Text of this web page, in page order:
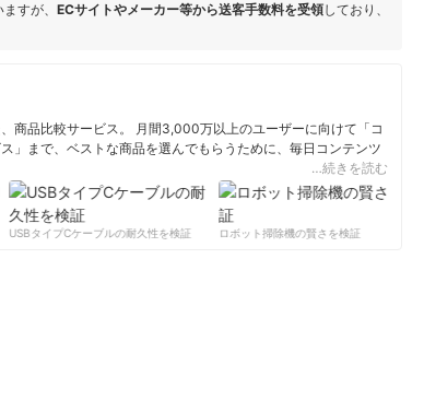
すが、 ECサイトやメーカー等から送客手数料を受領しており、
商品比較サービス。 月間3,000万以上のユーザーに向けて「コ
」まで、ベストな商品を選んでもらうために、毎日コンテンツ
…続きを読む
USBタイプCケーブルの耐久性を検証 ロボット掃除機の賢さを検証